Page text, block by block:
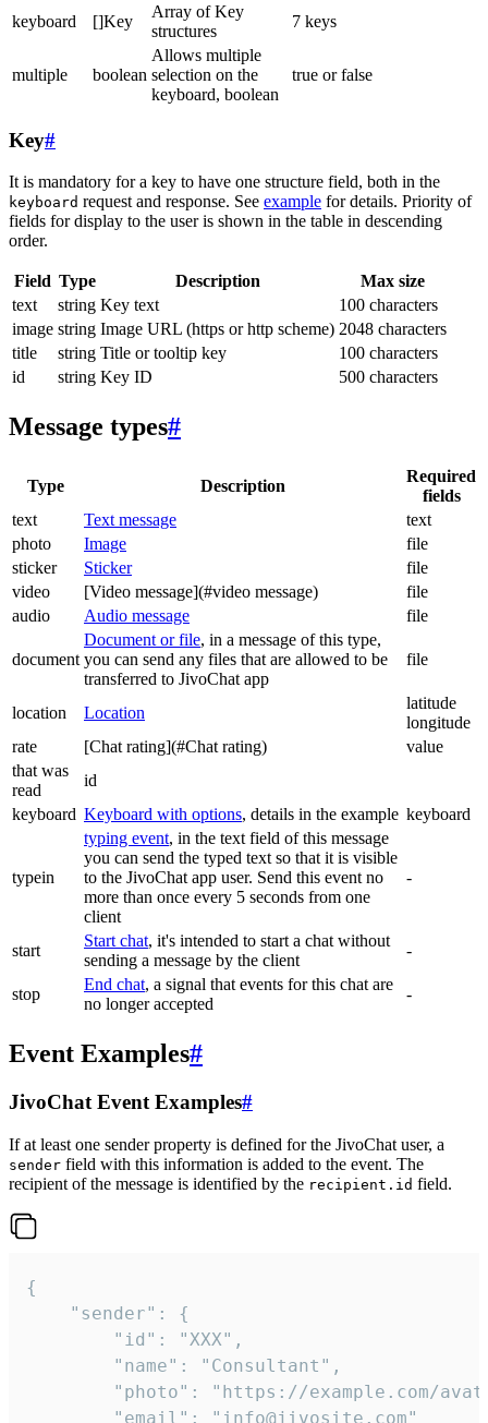
keyboard []Key
Array of Key
structures
7 keys
multiple boolean
Allows multiple
selection on the
keyboard, boolean
true or false
Key#
It is mandatory for a key to have one structure field, both in the
keyboard request and response. See example for details. Priority of
fields for display to the user is shown in the table in descending
order.
Field Type Description
Max size
text
string Key text
100 characters
image string Image URL (https or http scheme) 2048 characters
title
string Title or tooltip key
100 characters
id
string Key ID 500 characters
Message types#
Type Description
Required
fields
text
Text message
text
photo
Image
file
sticker
Sticker
file
video
[Video message](#video message)
file
audio
Audio message file
document
Document or file, in a message of this type,
you can send any files that are allowed to be
transferred to JivoChat app
file
location Location
latitude
longitude
rate
[Chat rating](#Chat rating)
value
that was
read
id
keyboard Keyboard with options, details in the example keyboard
typein
typing event, in the text field of this message
you can send the typed text so that it is visible
to the JivoChat app user. Send this event no
more than once every 5 seconds from one
client
-
start
Start chat, it's intended to start a chat without
sending a message by the client
-
stop
End chat, a signal that events for this chat are
no longer accepted
-
Event Examples#
JivoChat Event Examples#
If at least one sender property is defined for the JivoChat user, a
sender field with this information is added to the event. The
recipient of the message is identified by the recipient.id field.
{